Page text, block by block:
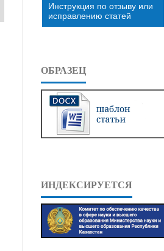
Инструкция по отзыву или
исправлению статей
ОБРАЗЕЦ
ИНДЕКСИРУЕТСЯ